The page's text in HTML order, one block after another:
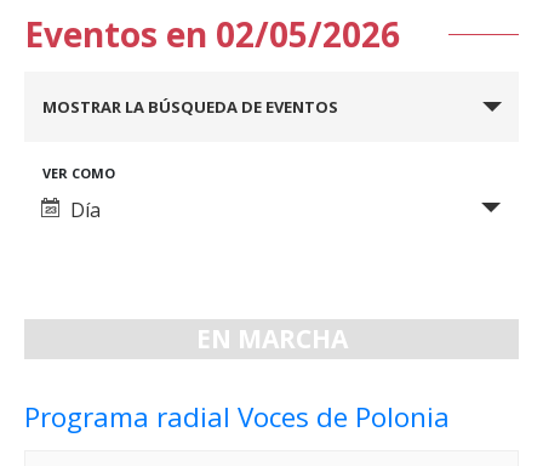
Eventos en 02/05/2026
Navegación
búsqueda
y
de
Eventos
MOSTRAR LA BÚSQUEDA DE EVENTOS
Navegación
de
VER COMO
Día
EN MARCHA
Programa radial Voces de Polonia